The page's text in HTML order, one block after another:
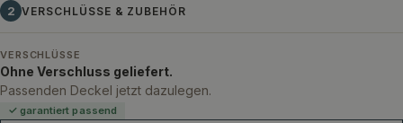
2 VERSCHLÜSSE & ZUBEHÖR
VERSCHLÜSSE
Ohne Verschluss geliefert.
Passenden Deckel jetzt dazulegen.
✓ garantiert passend